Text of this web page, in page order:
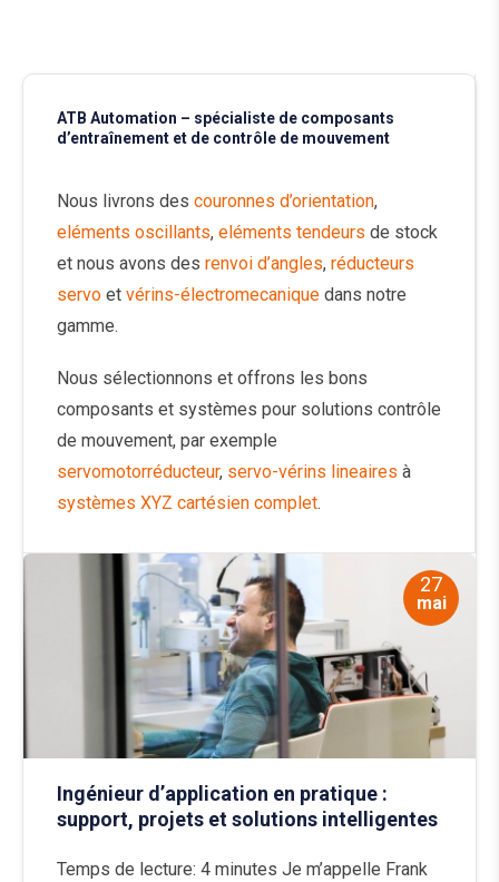
ATB Automation – spécialiste de composants
d’entraînement et de contrôle de mouvement
Nous livrons des couronnes d’orientation,
eléments oscillants, eléments tendeurs de stock
et nous avons des renvoi d’angles, réducteurs
servo et vérins-électromecanique dans notre
gamme.
Nous sélectionnons et offrons les bons
composants et systèmes pour solutions contrôle
de mouvement, par exemple
servomotorréducteur, servo-vérins lineaires à
systèmes XYZ cartésien complet.
27
mai
Ingénieur d’application en pratique :
support, projets et solutions intelligentes
Temps de lecture: 4 minutes Je m’appelle Frank